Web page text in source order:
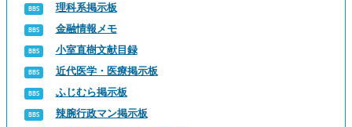
理科系掲示板
金融情報メモ
小室直樹文献目録
近代医学・医療掲示板
ふじむら掲示板
辣腕行政マン掲示板